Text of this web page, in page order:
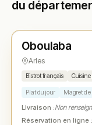
du
★ N° 1
Oboulaba
Arles
Bistrot français
Plat du jour Magret de
Livraison :Non
Réservation en ligne :